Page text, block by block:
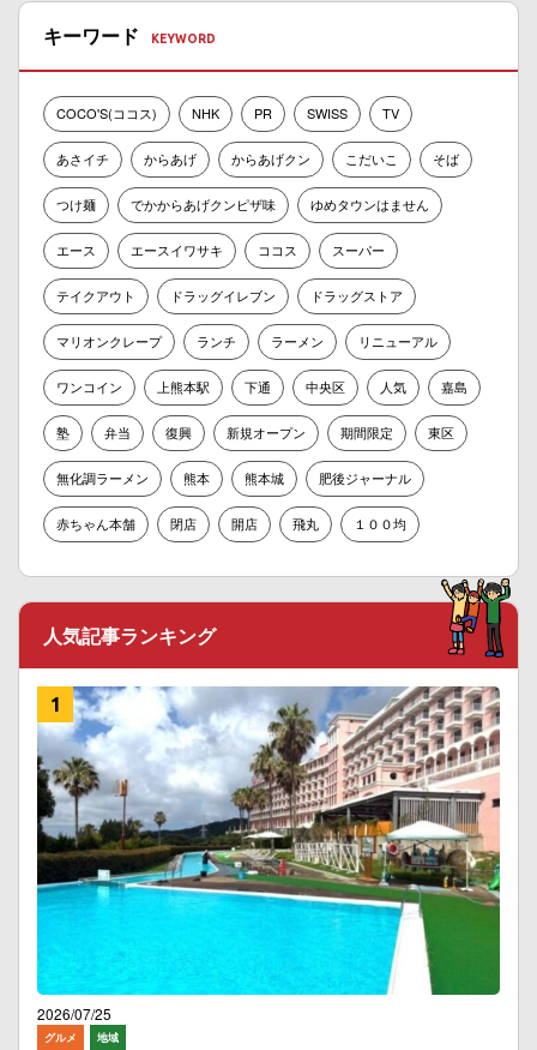
キーワード
COCO'S(ココス) NHK PR SWISS TV
あさイチ からあげ からあげクン こだいこ そば
つけ麺 でかからあげクンピザ味 ゆめタウンはません
エース エースイワサキ ココス スーパー
テイクアウト ドラッグイレブン ドラッグストア
マリオンクレープ ランチ ラーメン リニューアル
ワンコイン 上熊本駅 下通 中央区 人気 嘉島
塾 弁当 復興 新規オープン 期間限定 東区
無化調ラーメン 熊本 熊本城 肥後ジャーナル
赤ちゃん本舗 閉店 開店 飛丸 １００均
人気記事ランキング
2026/07/25
グルメ 地域